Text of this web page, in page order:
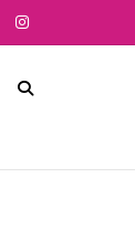
Instagram